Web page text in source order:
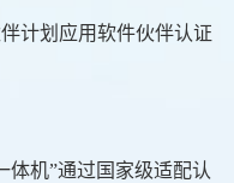
计划应用软件伙伴认证
体机”通过国家级适配认